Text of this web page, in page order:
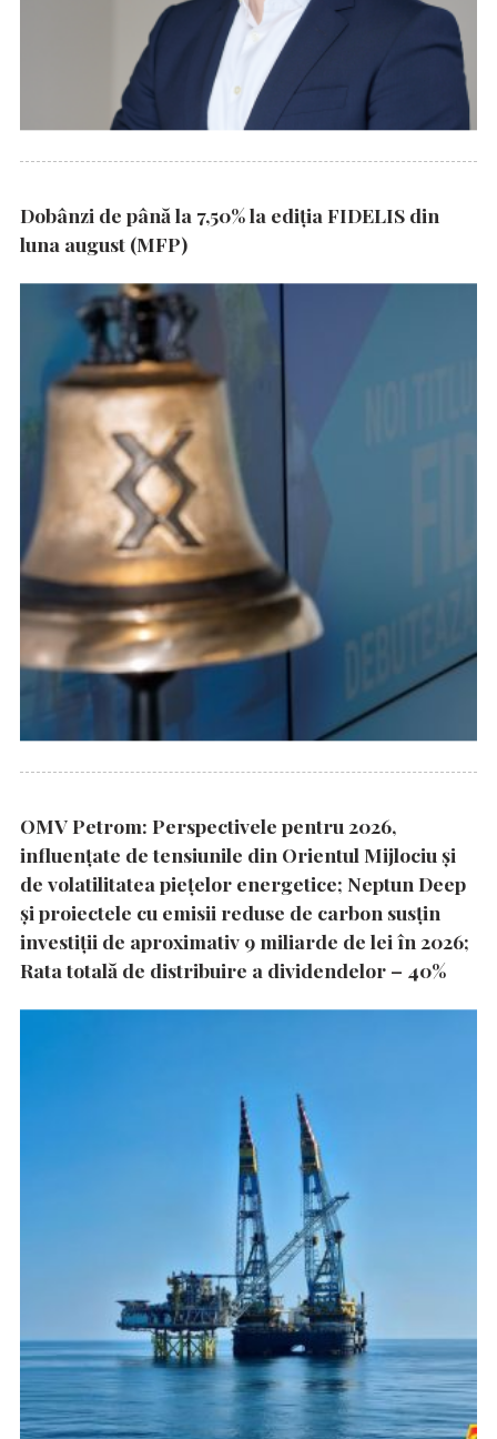
Dobânzi de până la 7,50% la ediția FIDELIS din
luna august (MFP)
OMV Petrom: Perspectivele pentru 2026,
influențate de tensiunile din Orientul Mijlociu și
de volatilitatea piețelor energetice; Neptun Deep
și proiectele cu emisii reduse de carbon susțin
investiții de aproximativ 9 miliarde de lei în 2026;
Rata totală de distribuire a dividendelor – 40%